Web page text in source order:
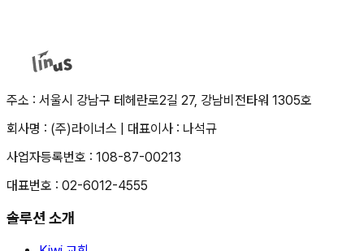
주소 : 서울시 강남구 테헤란로2길 27, 강남비전타워 1305호
회사명 : (주)라이너스 대표이사 : 나석규
사업자등록번호 : 108-87-00213
대표번호 : 02-6012-4555
솔루션 소개